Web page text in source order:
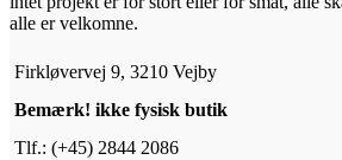
alle er velkomne.
Firkløvervej 9, 3210 Vejby
Bemærk! ikke fysisk butik
Tlf.: (+45) 2844 2086